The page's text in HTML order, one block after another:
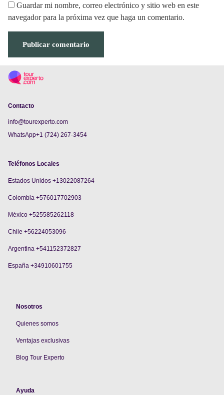
Guardar mi nombre, correo electrónico y sitio web en este
navegador para la próxima vez que haga un comentario.
Contacto
info@tourexperto.com
WhatsApp+1 (724) 267-3454
Teléfonos Locales
Estados Unidos +13022087264
Colombia +576017702903
México +525585262118
Chile +56224053096
Argentina +541152372827
España +34910601755
Nosotros
Quienes somos
Ventajas exclusivas
Blog Tour Experto
Ayuda